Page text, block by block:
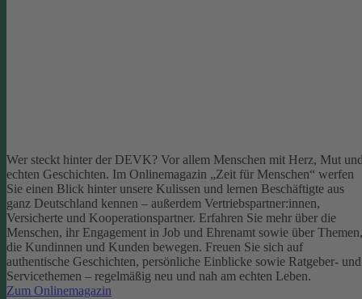
Wer steckt hinter der DEVK? Vor allem Menschen mit Herz, Mut
echten Geschichten. Im Onlinemagazin „Zeit für Menschen“ werfen
Sie einen Blick hinter unsere Kulissen und lernen Beschäftigte aus
ganz Deutschland kennen – außerdem Vertriebspartner:innen,
Versicherte und Kooperationspartner. Erfahren Sie mehr über die
Menschen, ihr Engagement in Job und Ehrenamt sowie über Themen,
die Kundinnen und Kunden bewegen. Freuen Sie sich auf
authentische Geschichten, persönliche Einblicke sowie Ratgeber- und
Servicethemen – regelmäßig neu und nah am echten Leben.
Zum Onlinemagazin